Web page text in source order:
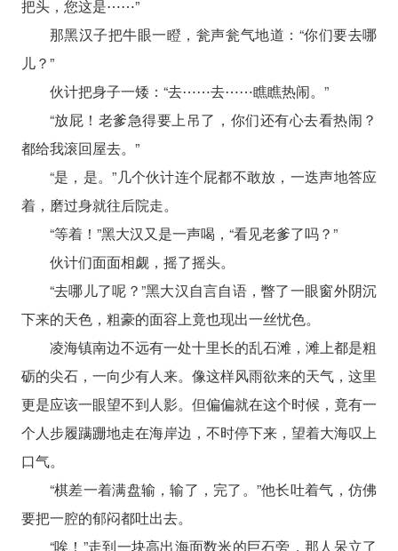
把头，您这是⋯⋯”
那黑汉子把牛眼一瞪，瓮声瓮气地道：“你们要去哪
儿？”
伙计把身子一矮：“去⋯⋯去⋯⋯瞧瞧热闹。”
“放屁！老爹急得要上吊了，你们还有心去看热闹？
都给我滚回屋去。”
“是，是。”几个伙计连个屁都不敢放，一迭声地答应
着，磨过身就往后院走。
“等着！”黑大汉又是一声喝，“看见老爹了吗？”
伙计们面面相觑，摇了摇头。
“去哪儿了呢？”黑大汉自言自语，瞥了一眼窗外阴沉
下来的天色，粗豪的面容上竟也现出一丝忧色。
凌海镇南边不远有一处十里长的乱石滩，滩上都是粗
砺的尖石，一向少有人来。像这样风雨欲来的天气，这里
更是应该一眼望不到人影。但偏偏就在这个时候，竟有一
个人步履蹒跚地走在海岸边，不时停下来，望着大海叹上
口气。
“棋差一着满盘输，输了，完了。”他长吐着气，仿佛
要把一腔的郁闷都吐出去。
“唉！”走到一块高出海面数米的巨石旁，那人呆立了